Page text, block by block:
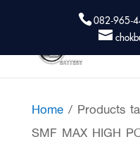
082-965-
Home/ Products
SMF MAX HIGH